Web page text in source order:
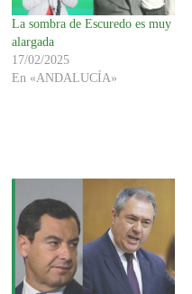
La sombra de Escuredo es muy
alargada
17/02/2025
En «ANDALUCÍA»